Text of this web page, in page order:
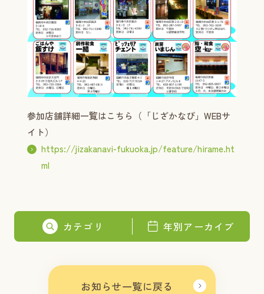
お知らせ一覧に戻る
カテゴリ 年別アーカイブ
参加店舗詳細一覧はこちら（「じざかなび」WEBサ
イト）
https://jizakanavi-fukuoka.jp/feature/hirame.ht
ml